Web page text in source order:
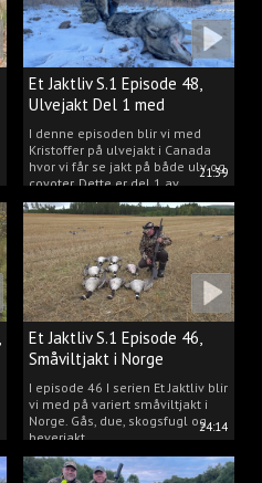
21:39
Et Jaktliv S.1 Episode 48,
Ulvejakt Del 1 med
Kristoffer Clausen.
I denne episoden blir vi med
Kristoffer på ulvejakt i Canada
hvor vi får se jakt på både ulv og
coyoter. Dette er del 1 av
ulvejakten.
24:14
Et Jaktliv S.1 Episode 46,
Småviltjakt i Norge
I episode 46 I serien Et Jaktliv blir
vi med på variert småviltjakt i
Norge. Gås, due, skogsfugl og
beverjakt.